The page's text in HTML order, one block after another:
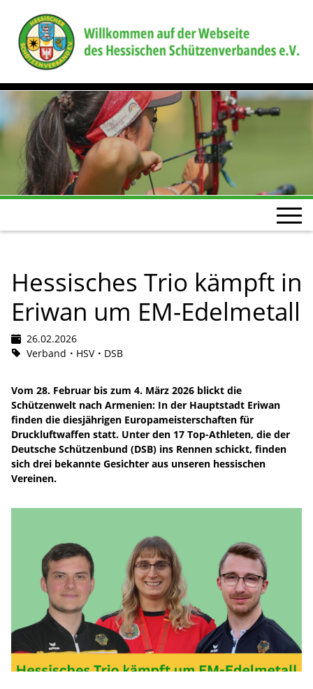
Hessisches Trio kämpft in
Eriwan um EM-Edelmetall
26.02.2026
Verband
HSV DSB
Vom 28. Februar bis zum 4. März 2026 blickt die
Schützenwelt nach Armenien: In der Hauptstadt Eriwan
finden die diesjährigen Europameisterschaften für
Druckluftwaffen statt. Unter den 17 Top-Athleten, die der
Deutsche Schützenbund (DSB) ins Rennen schickt, finden
sich drei bekannte Gesichter aus unseren hessischen
Vereinen.